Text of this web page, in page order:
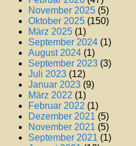
November 2025 (5)
Oktober 2025 (150)
März 2025 (1)
September 2024 (1)
August 2024 (1)
September 2023 (3)
Juli 2023 (12)
Januar 2023 (9)
März 2022 (1)
Februar 2022 (1)
Dezember 2021 (5)
November 2021 (5)
September 2021 (1)